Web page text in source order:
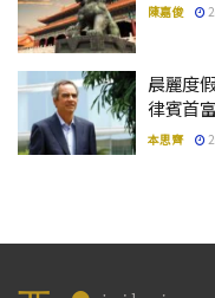
陳嘉俊
晨麗度
律賓首
本思齊